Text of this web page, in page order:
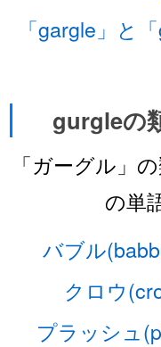
「gargle」と
gurgleの
「ガーグル」
の単
バブル
クロウ
プラッシュ